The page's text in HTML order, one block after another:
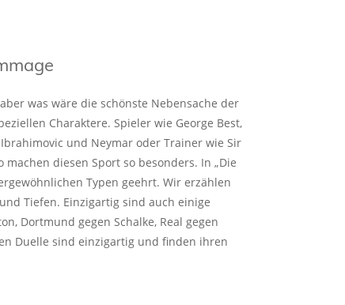
was wäre die schönste Nebensache der
Charaktere. Spieler wie George Best,
und Neymar oder Trainer wie Sir
machen diesen Sport so besonders. In „Die
Typen geehrt. Wir erzählen
Tiefen. Einzigartig sind auch einige
Dortmund gegen Schalke, Real gegen
Duelle sind einzigartig und finden ihren